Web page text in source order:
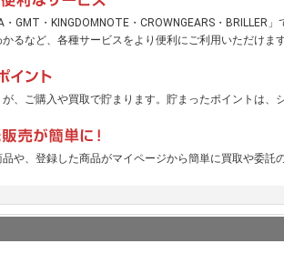
・GMT・KINGDOMNOTE・CROWNGEARS・BRILLER
るなど、各種サービスをより便利にご利用いただけます
、ご購入や買取で貯まります。貯まったポイントは、
や、登録した商品がマイページから簡単に買取や委託